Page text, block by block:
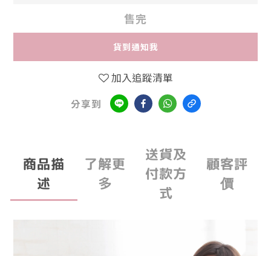
售完
貨到通知我
加入追蹤清單
分享到
商品描
述
了解更
多
送貨及
付款方
式
顧客評
價